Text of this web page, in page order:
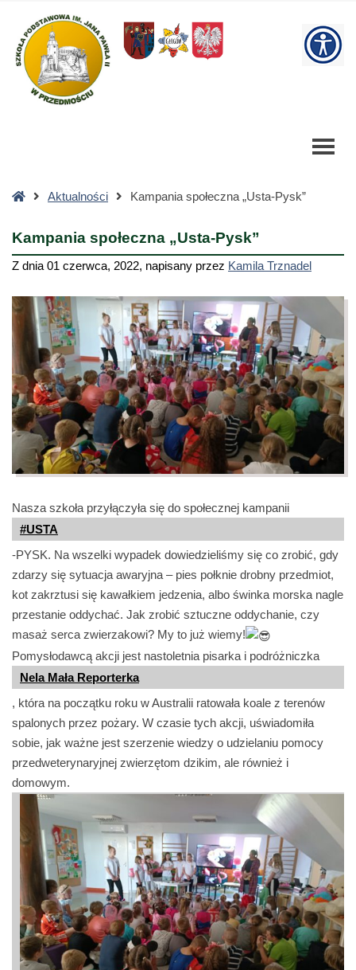
społeczna
"Usta-
Pysk"
StronaAktualności Kampania społeczna „Usta-Pysk”
Kampania społeczna „Usta-Pysk”
Z dnia 01 czerwca, 2022, napisany przez Kamila Trznadel
Nasza szkoła przyłączyła się do społecznej kampanii
#USTA
-PYSK. Na wszelki wypadek dowiedzieliśmy się co zrobić, gdy
zdarzy się sytuacja awaryjna – pies połknie drobny przedmiot,
kot zakrztusi się kawałkiem jedzenia, albo świnka morska nagle
przestanie oddychać. Jak zrobić sztuczne oddychanie, czy
masaż serca zwierzakowi? My to już wiemy!
Pomysłodawcą akcji jest nastoletnia pisarka i podróżniczka
Nela Mała Reporterka
, która na początku roku w Australii ratowała koale z terenów
spalonych przez pożary. W czasie tych akcji, uświadomiła
sobie, jak ważne jest szerzenie wiedzy o udzielaniu pomocy
przedweterynaryjnej zwierzętom dzikim, ale również i
domowym.